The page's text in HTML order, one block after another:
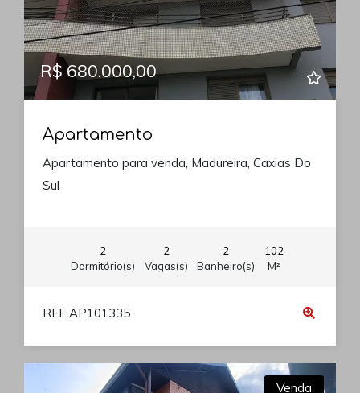
R$ 680.000,00
Apartamento
Apartamento para venda, Madureira, Caxias Do
Sul
2
Dormitório(s)
2
Vagas(s)
2
Banheiro(s)
102
M²
REF AP101335
Venda